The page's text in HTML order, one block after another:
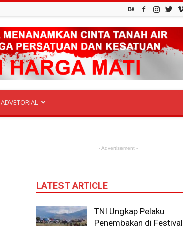
ADVETORIAL
- Advertisement -
LATEST ARTICLE
TNI Ungkap Pelaku
Penembakan di Festival